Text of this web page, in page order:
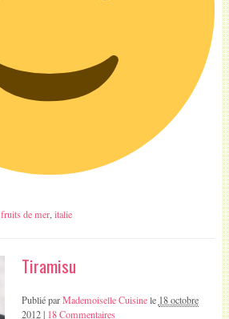
fruits de mer, italie
Tiramisu
Publié parMademoiselle Cuisinele 18 octobre
2012| 18 Commentaires